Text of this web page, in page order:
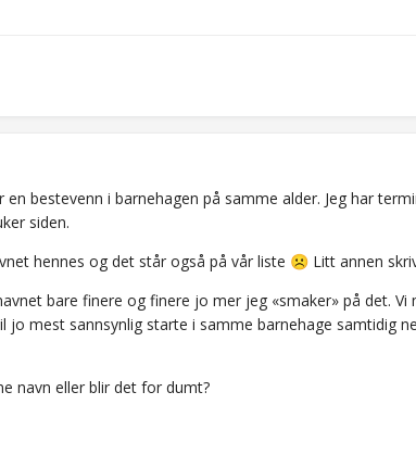
en bestevenn i barnehagen på samme alder. Jeg har
siden.
hennes og det står også på vår liste ☹️ Litt annen
bare finere og finere jo mer jeg «smaker» på det.
jo mest sannsynlig starte i samme barnehage samtidig
navn eller blir det for dumt?